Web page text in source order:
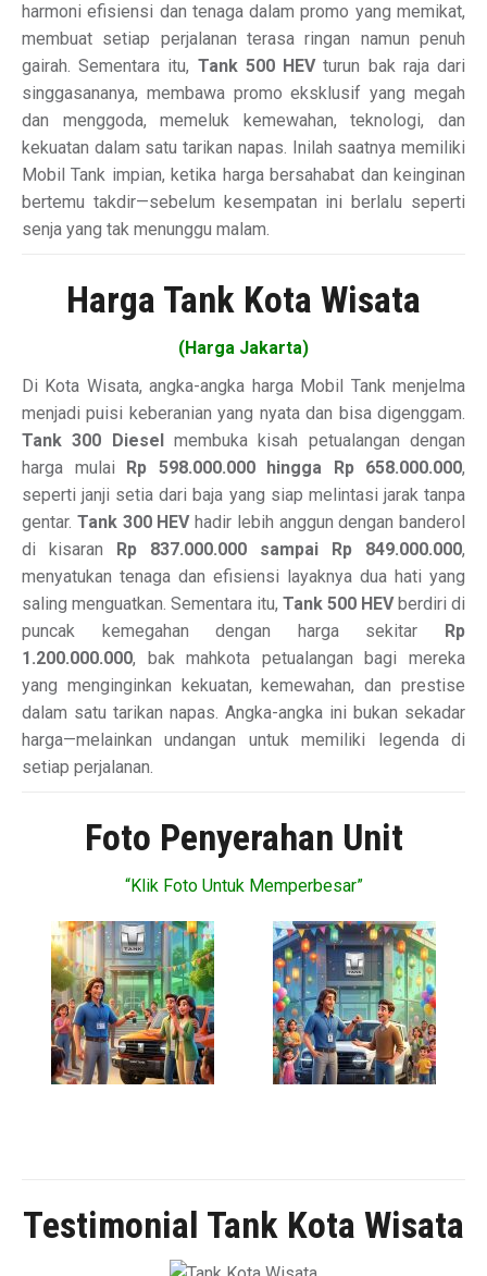
harmoni efisiensi dan tenaga dalam promo yang memikat,
membuat setiap perjalanan terasa ringan namun penuh
gairah. Sementara itu, Tank 500 HEVturun bak raja dari
singgasananya, membawa promo eksklusif yang megah
dan menggoda, memeluk kemewahan, teknologi, dan
kekuatan dalam satu tarikan napas. Inilah saatnya memiliki
Mobil Tank impian, ketika harga bersahabat dan keinginan
bertemu takdir—sebelum kesempatan ini berlalu seperti
senja yang tak menunggu malam.
Harga Tank Kota Wisata
(Harga Jakarta)
Di Kota Wisata, angka-angka harga Mobil Tank menjelma
menjadi puisi keberanian yang nyata dan bisa digenggam.
Tank 300 Diesel
membuka kisah petualangan dengan
harga mulai
Rp 598.000.000 hingga Rp 658.000.000,
seperti janji setia dari baja yang siap melintasi jarak tanpa
gentar. Tank 300 HEVhadir lebih anggun dengan banderol
di kisaran
Rp 837.000.000 sampai Rp 849.000.000,
menyatukan tenaga dan efisiensi layaknya dua hati yang
saling menguatkan. Sementara itu, Tank 500 HEVberdiri di
puncak kemegahan dengan harga sekitar
Rp
1.200.000.000, bak mahkota petualangan bagi mereka
yang menginginkan kekuatan, kemewahan, dan prestise
dalam satu tarikan napas. Angka-angka ini bukan sekadar
harga—melainkan undangan untuk memiliki legenda di
setiap perjalanan.
Foto Penyerahan Unit
“Klik Foto Untuk Memperbesar”
Testimonial Tank Kota Wisata